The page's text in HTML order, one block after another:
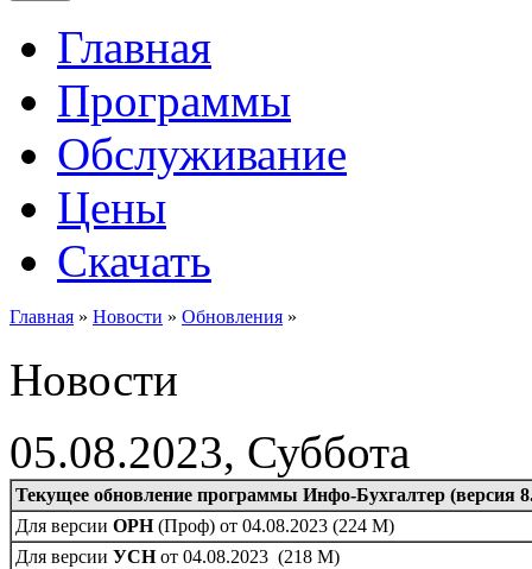
Главная
Программы
Обслуживание
Цены
Скачать
Главная » Новости » Обновления »
Новости
05.08.2023, Суббота
Текущее обновление программы Инфо-Бухгалтер (версия
Для версии ОРН(Проф) от 04.08.2023 (224 M)
Для версии УСНот 04.08.2023 (218 M)